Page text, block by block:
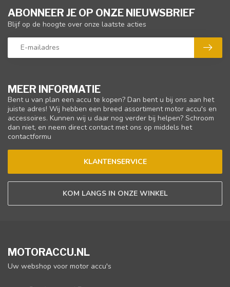
MEER INFORMATIE
Bent u van plan een accu te kopen? Dan bent u bij ons aan het
juiste adres! Wij hebben een breed assortiment motor accu's en
accessoires. Kunnen wij u daar nog verder bij helpen? Schroom
dan niet, en neem direct contact met ons op middels het
contactformu
KLANTENSERVICE
KOM LANGS IN ONZE WINKEL
ABONNEER JE OP ONZE NIEUWSBRIEF
Blijf op de hoogte over onze laatste acties
MOTORACCU.NL
Uw webshop voor motor accu's